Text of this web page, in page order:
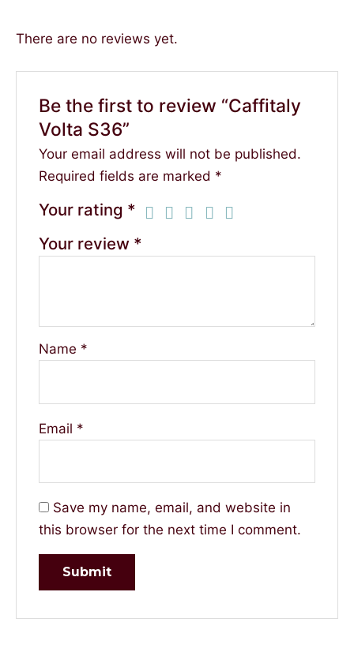
There are no reviews yet.
Be the first to review “Caffitaly
Volta S36”
Your email address will not be published.
Required fields are marked *
Your rating *
Your review *
Name *
Email *
Save my name, email, and website in
this browser for the next time I comment.